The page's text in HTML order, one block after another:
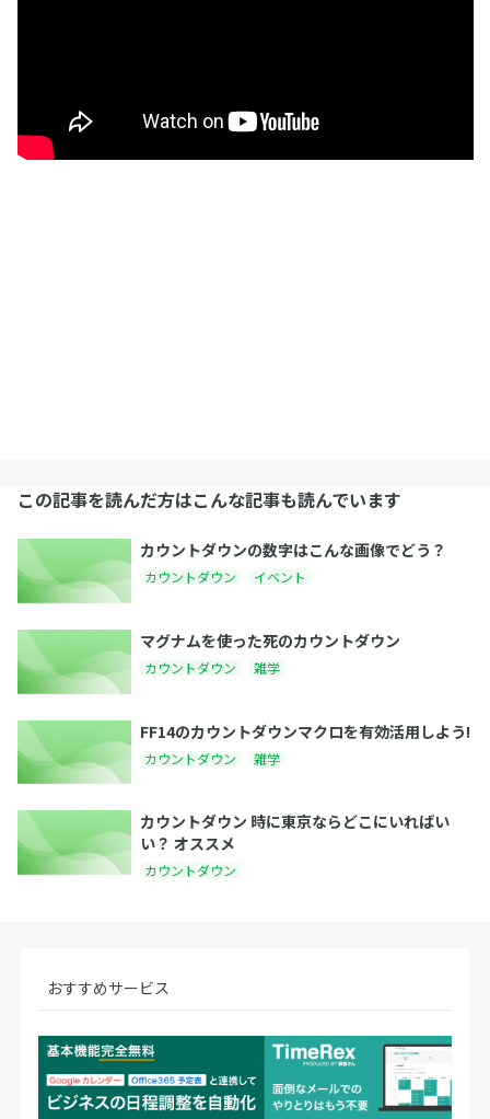
この記事を読んだ方はこんな記事も読んでいます
カウントダウンの数字はこんな画像でどう？
カウントダウン イベント
マグナムを使った死のカウントダウン
カウントダウン 雑学
FF14のカウントダウンマクロを有効活用しよう!
カウントダウン 雑学
カウントダウン 時に東京ならどこにいればい
い？ オススメ
カウントダウン
おすすめサービス